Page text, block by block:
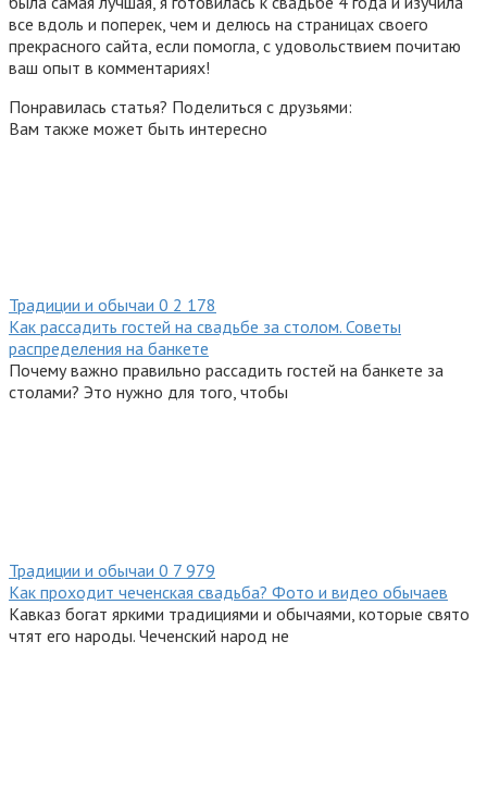
все вдоль и поперек, чем и делюсь на страницах своего
прекрасного сайта, если помогла, с удовольствием почитаю
ваш опыт в комментариях!
Понравилась статья? Поделиться с друзьями:
Вам также может быть интересно
Традиции и обычаи 0 2 178
Как рассадить гостей на свадьбе за столом. Советы
распределения на банкете
Почему важно правильно рассадить гостей на банкете за
столами? Это нужно для того, чтобы
Традиции и обычаи 0 7 979
Как проходит чеченская свадьба? Фото и видео обычаев
Кавказ богат яркими традициями и обычаями, которые свято
чтят его народы. Чеченский народ не